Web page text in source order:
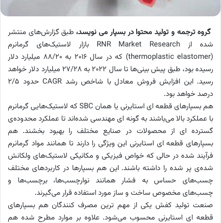
گروه ترجمه و تولید محتوا در بسپار می نویسد، طبق گزارش‌های منتشر
شده از RNR Market Research بازار لاستیک‌های گرمانرم
(thermoplastic elastomer) که در سال 2016 به 88/20 میلیارد دلار
رسیده بود، طبق پیش بینی‌ها تا سال 2022 به 27/28 میلیارد دلار خواهد
رسید. این افزایش فروش معادل با شاخص رشد CAGR حدود 2/5
درصد خواهد بود.
هم بسپارهای قطعه ای استایرنی یا همان SBC که لاستیک‌هایی گرمانرم
با عملکرد بالا می‌باشند به گونه ای مهندسی شده‌اند تا عملکرد محدوده‌ی
گسترده ای از محصولات در صنایع مختلف را بهبود بخشند. هم
بسپارهای قطعه ای استایرنی این ویژگی را دارند تا همانند مواد گرمانرم
فرآیند شده در حالی که خواص فیزیکی و مکانیکی لاستیک‌های ولکانش
شده‌ی پر شده را داشته باشند. این هم بسپارها در کاربردهای مختلف
چسب‌های حساس به فشار همانند نوارچسب‌ها، برچسب‌ها و
چسب‌های مخصوص ساخت و ساز مورد استفاده قرار می‌گیرند.
صنعت تولید کفش یکی از مهم ترین مصرف کنندگان هم بسپارهای
قطعه ای استایرنی محسوب می‌شود. علاوه بر موارد مطرح شده هم